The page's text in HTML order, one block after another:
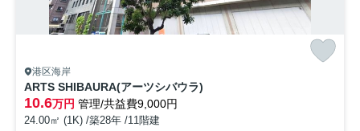
港区海岸
ARTS SHIBAURA(アーツシバウラ)
10.6万円 管理/共益費9,000円
24.00㎡ (1K) /築28年 /11階建